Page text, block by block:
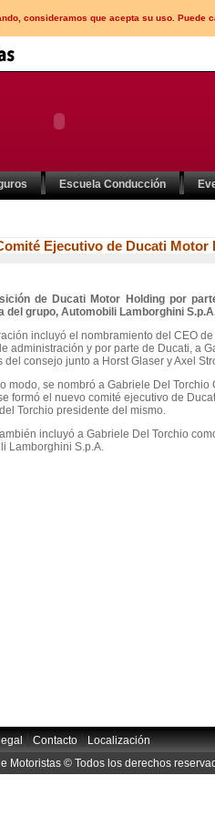
consideramos que acepta su uso. Puede
Escuela Conducción
Ejecutivo de Ducati Motor
de Ducati Motor Holding por
del grupo, Automobili Lamborghini
incluyó el nombramiento del CEO
administración y por parte de Ducati, a
del consejo junto a Horst Glaser y Axel
modo, se nombró a Gabriele Del Torchio
formó el nuevo comité ejecutivo de
Torchio presidente del mismo.
incluyó a Gabriele Del Torchio
Lamborghini S.p.A.
|Contacto|Localización
Motoristas © Todos los derechos